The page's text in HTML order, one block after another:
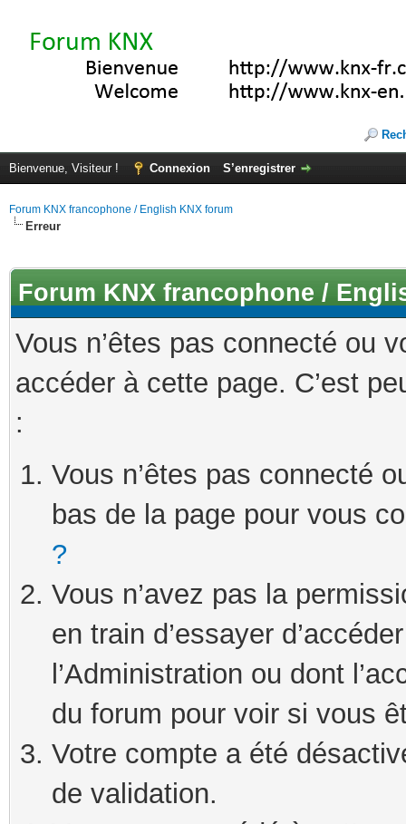
Bienvenue, Visiteur ! Connexion S’enregistrer
Forum KNX francophone / English KNX forum
Erreur
Forum KNX francophone /
Vous n’êtes pas connecté ou
accéder à cette page. C’est
:
Vous n’êtes pas connecté
bas de la page pour vous
?
Vous n’avez pas la
en train d’essayer
l’Administration ou dont
du forum pour voir si vous
Votre compte a été
de validation.